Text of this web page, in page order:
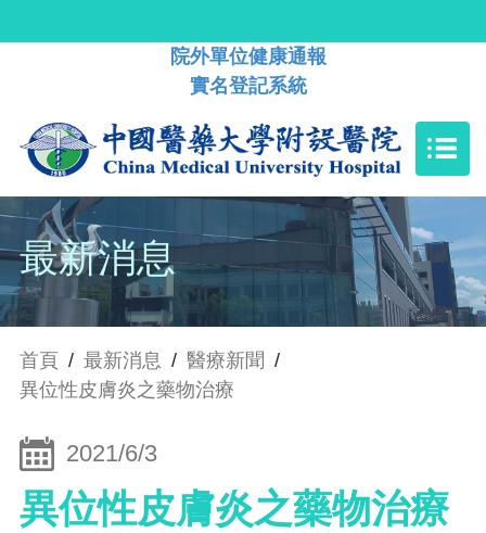
院外單位健康通報
實名登記系統
最新消息
首頁 / 最新消息 / 醫療新聞 /
異位性皮膚炎之藥物治療
2021/6/3
異位性皮膚炎之藥物治療